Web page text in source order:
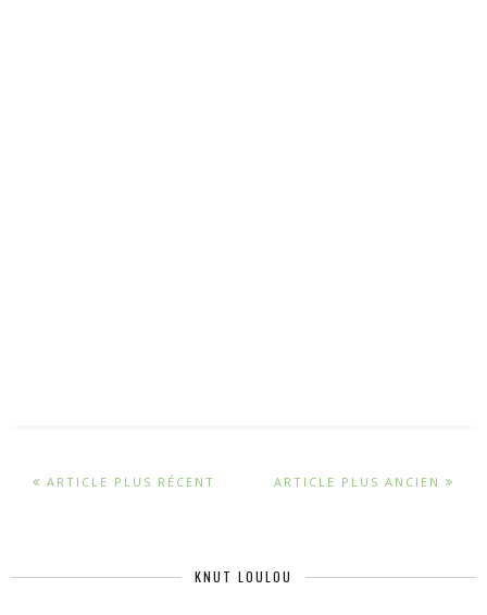
ARTICLE PLUS RÉCENT ARTICLE PLUS ANCIEN
KNUT LOULOU